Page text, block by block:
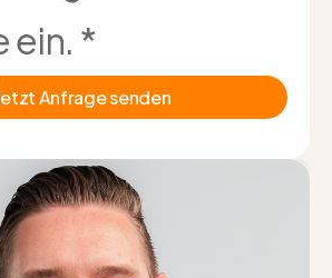
ein. *
Anfrage senden